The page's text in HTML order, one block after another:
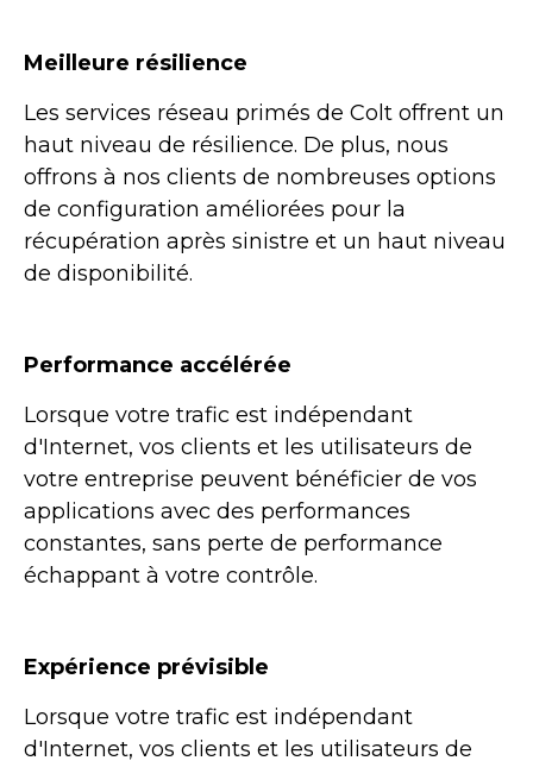
Meilleure résilience
Les services réseau primés de Colt offrent un
haut niveau de résilience. De plus, nous
offrons à nos clients de nombreuses options
de configuration améliorées pour la
récupération après sinistre et un haut niveau
de disponibilité.
Performance accélérée
Lorsque votre trafic est indépendant
d'Internet, vos clients et les utilisateurs de
votre entreprise peuvent bénéficier de vos
applications avec des performances
constantes, sans perte de performance
échappant à votre contrôle.
Expérience prévisible
Lorsque votre trafic est indépendant
d'Internet, vos clients et les utilisateurs de